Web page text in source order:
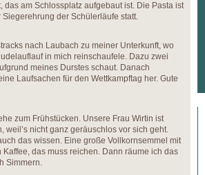
am Schlossplatz aufgebaut ist. Die Pasta ist
der Schülerläufe statt.
nach Laubach zu meiner Unterkunft, wo
in mich reinschaufele. Dazu zwei
meines Durstes schaut. Danach
Laufsachen für den Wettkampftag her. Gute
zum Frühstücken. Unsere Frau Wirtin ist
nicht ganz geräuschlos vor sich geht.
das wissen. Eine große Vollkornsemmel mit
das muss reichen. Dann räume ich das
Simmern.